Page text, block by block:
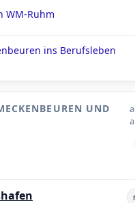
WM-Ruhm
ins Berufsleben
UND